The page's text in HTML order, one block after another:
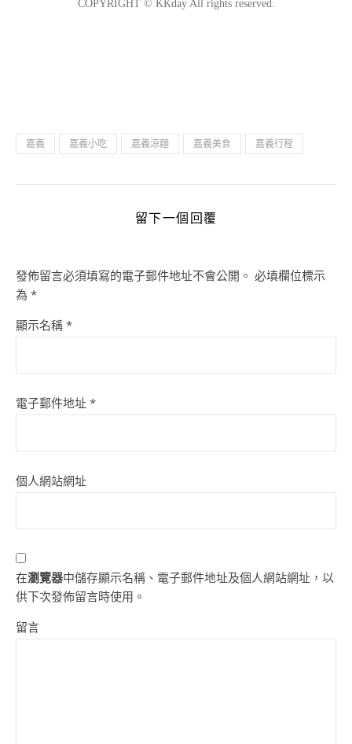
嘉義 嘉義小吃 嘉義涼麵 嘉義美食 嘉義行程
留下一個回覆
發佈留言必須填寫的電子郵件地址不會公開。 必填欄位標示
為 *
顯示名稱 *
電子郵件地址 *
個人網站網址
在瀏覽器中儲存顯示名稱、電子郵件地址及個人網站網址，以
供下次發佈留言時使用。
留言